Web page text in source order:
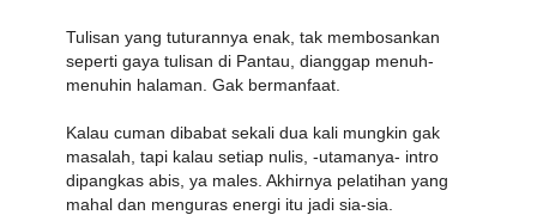
Tulisan yang tuturannya enak, tak membosankan
seperti gaya tulisan di Pantau, dianggap menuh-
menuhin halaman. Gak bermanfaat.
Kalau cuman dibabat sekali dua kali mungkin gak
masalah, tapi kalau setiap nulis, -utamanya- intro
dipangkas abis, ya males. Akhirnya pelatihan yang
mahal dan menguras energi itu jadi sia-sia.